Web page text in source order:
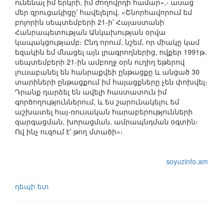
ունենալ իմ երկրի, իմ ժողովրդի համար»,- ասաց
մեր զրուցակիցը՝ հավելելով. «Շնորհավորում եմ
բոլորին սեպտեմբերի 21-ի՝ Հայաստանի
Հանրապետության Անկախության օրվա
կապակցությամբ։ Ընդ որում, նշեմ, որ միակը կամ
եզակին եմ մնացել այն լրագրողներից, ովքեր 1991թ.
սեպտեմբերի 21-ին ամբողջ օրն ուղիղ եթերով
լուսաբանել են հանրաքվեի ընթացքը և անցած 30
տարիների ընթացքում իմ հայացքները չեն փոխվել։
Դրանք դարձել են ավելի հաստատուն իմ
գործողություններում, և ես շարունակելու եմ
աշխատել հայ-ռուսական հարաբերությունների
զարգացման, խորացման, ամրապնդման օգտին։
Ով ինչ ուզում է՝ թող մտածի»։
soyuzinfo.am
դեպի ետ